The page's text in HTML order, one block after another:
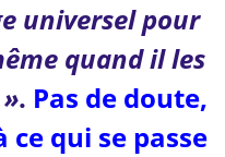
universel pour
quand il les
. Pas de doute,
ce qui se passe